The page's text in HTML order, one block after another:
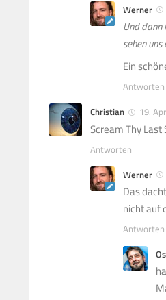
Werner
Und dann
sehen uns
Ein
Antworten
Christian
19.
Scream Thy
Antworten
Werner
Das
nicht auf
Antworten